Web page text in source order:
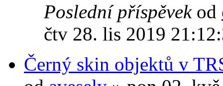
Poslední příspěvek od
čtv 28. lis 2019
Černý skin objektů v